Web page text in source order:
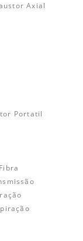
Axial
Portatil